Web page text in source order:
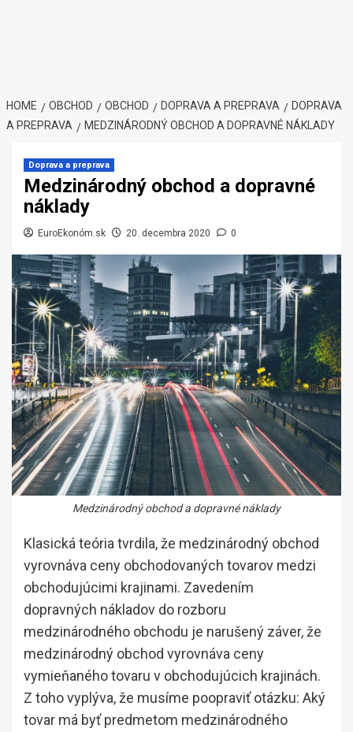
HOME OBCHOD OBCHOD DOPRAVA A PREPRAVA
DOPRAVA
A PREPRAVA
MEDZINÁRODNÝ OBCHOD A DOPRAVNÉ NÁKLADY
Doprava a preprava
Medzinárodný obchod a dopravné
náklady
EuroEkonóm.sk 20. decembra 2020 0
Medzinárodný obchod a dopravné náklady
Klasická teória tvrdila, že medzinárodný obchod
vyrovnáva ceny obchodovaných tovarov medzi
obchodujúcimi krajinami. Zavedením
dopravných nákladov do rozboru
medzinárodného obchodu je narušený záver, že
medzinárodný obchod vyrovnáva ceny
vymieňaného tovaru v obchodujúcich krajinách.
Z toho vyplýva, že musíme poopraviť otázku: Aký
tovar má byť predmetom medzinárodného